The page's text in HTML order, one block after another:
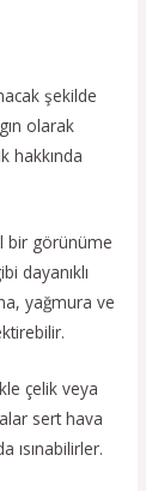
şekilde
olarak
hakkında
bir görünüme
dayanıklı
yağmura ve
çelik veya
sert hava
ısınabilirler.